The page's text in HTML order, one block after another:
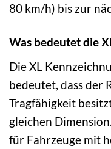
80 km/h) bis zur
Was bedeutet die
Die XL
bedeutet, dass der
Tragfähigkeit
gleichen
für Fahrzeuge mit